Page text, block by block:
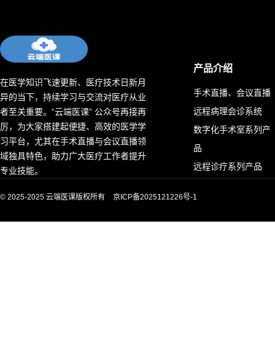
在医学知识飞速更新、医疗技术日新月
异的当下，持续学习与交流对医疗从业
者至关重要。“云端医课” 公众号再接再
厉，为大家搭建起便捷、高效的医学学
习平台，尤其在手术直播与会议直播领
域独具特色，助力广大医疗工作者提升
专业技能。
产品介绍
手术直播、会议直播
远程病理会诊系统
数字化手术室系列产
品
远程诊疗系列产品
© 2025-2025 云端医课版权所有 京ICP备2025121226号-1